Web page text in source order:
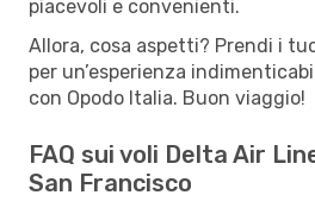
piacevoli e convenienti.
Allora, cosa aspetti? Prendi i
per un’esperienza
con Opodo Italia. Buon viaggio!
FAQ sui voli Delta Air
San Francisco